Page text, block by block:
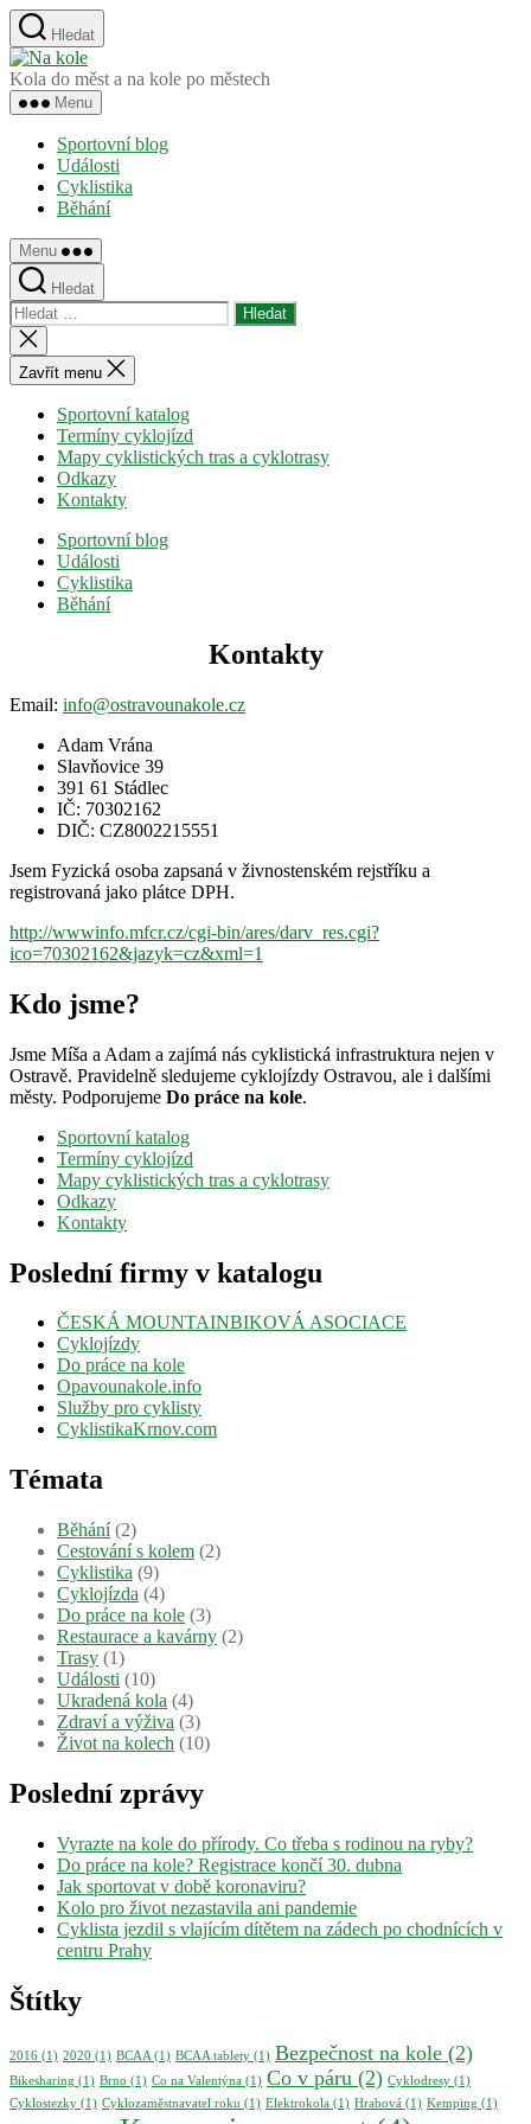
Přejít
k
obsahu
Hledat
Na
kole
Kola do měst a na kole po městech
Menu
Sportovní blog
Události
Cyklistika
Běhání
Menu
Hledat
Výsledky
vyhledávání:
Zavřít
vyhledávání
Zavřít menu
Sportovní katalog
Termíny cyklojízd
Mapy cyklistických tras a cyklotrasy
Odkazy
Kontakty
Sportovní blog
Události
Cyklistika
Běhání
Kontakty
Email: info@ostravounakole.cz
Adam Vrána
Slavňovice 39
391 61 Stádlec
IČ: 70302162
DIČ: CZ8002215551
Jsem Fyzická osoba zapsaná v živnostenském rejstříku a
registrovaná jako plátce DPH.
http://wwwinfo.mfcr.cz/cgi-bin/ares/darv_res.cgi?
ico=70302162&jazyk=cz&xml=1
Kdo jsme?
Jsme Míša a Adam a zajímá nás cyklistická infrastruktura nejen v
Ostravě. Pravidelně sledujeme cyklojízdy Ostravou, ale i dalšími
městy. Podporujeme Do práce na kole.
Sportovní katalog
Termíny cyklojízd
Mapy cyklistických tras a cyklotrasy
Odkazy
Kontakty
Poslední firmy v katalogu
ČESKÁ MOUNTAINBIKOVÁ ASOCIACE
Cyklojízdy
Do práce na kole
Opavounakole.info
Služby pro cyklisty
CyklistikaKrnov.com
Témata
Běhání(2)
Cestování s kolem (2)
Cyklistika (9)
Cyklojízda (4)
Do práce na kole (3)
Restaurace a kavárny (2)
Trasy (1)
Události (10)
Ukradená kola (4)
Zdraví a výživa (3)
Život na kolech (10)
Poslední zprávy
Vyrazte na kole do přírody. Co třeba s rodinou na ryby?
Do práce na kole? Registrace končí 30. dubna
Jak sportovat v době koronaviru?
Kolo pro život nezastavila ani pandemie
Cyklista jezdil s vlajícím dítětem na zádech po chodnících v
centru Prahy
Štítky
2016 (1) 2020 (1) BCAA (1) BCAA tablety (1) Bezpečnost na kole (2)
Bikesharing (1) Brno (1) Co na Valentýna (1) Co v páru (2) Cyklodresy (1)
Cyklostezky (1) Cyklozaměstnavatel roku (1) Elektrokola (1) Hrabová (1) Kemping (1)